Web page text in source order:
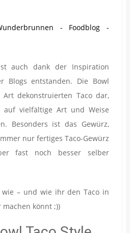
auch dank der Inspiration
Blogs entstanden. Die Bowl
dekonstruierten Taco dar,
vielfältige Art und Weise
Besonders ist das Gewürz,
nur fertiges Taco-Gewürz
fast noch besser selber
– und wie ihr den Taco in
könnt ;))